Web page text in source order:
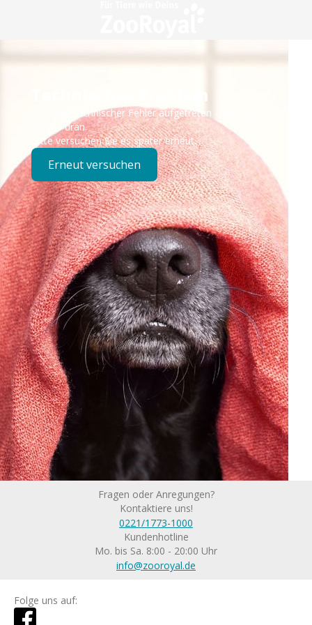
Technisches Problem
Es ist ein technischer Fehler aufgetreten – wir sind
bereits dran.
Bitte versuchen Sie es später erneut.
Erneut versuchen
Fragen oder Anregungen?
Kontaktiere uns!
0221/1773-1000
Kundenhotline
Mo. bis Sa. 8:00 - 20:00 Uhr
info@zooroyal.de
Folge uns auf: